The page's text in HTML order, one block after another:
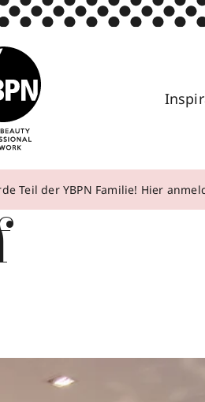
Teil der YBPN Familie! Hier